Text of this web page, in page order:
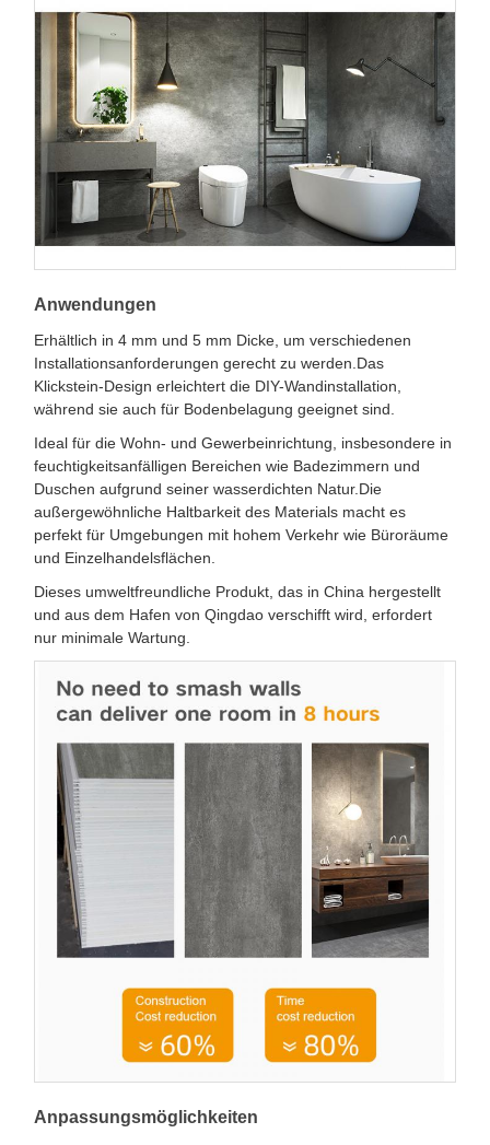
Anwendungen
Erhältlich in 4 mm und 5 mm Dicke, um verschiedenen
Installationsanforderungen gerecht zu werden.Das
Klickstein-Design erleichtert die DIY-Wandinstallation,
während sie auch für Bodenbelagung geeignet sind.
Ideal für die Wohn- und Gewerbeinrichtung, insbesondere in
feuchtigkeitsanfälligen Bereichen wie Badezimmern und
Duschen aufgrund seiner wasserdichten Natur.Die
außergewöhnliche Haltbarkeit des Materials macht es
perfekt für Umgebungen mit hohem Verkehr wie Büroräume
und Einzelhandelsflächen.
Dieses umweltfreundliche Produkt, das in China hergestellt
und aus dem Hafen von Qingdao verschifft wird, erfordert
nur minimale Wartung.
Anpassungsmöglichkeiten